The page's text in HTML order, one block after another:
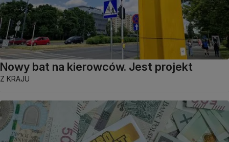
Nowy bat na kierowców. Jest projekt
Z KRAJU